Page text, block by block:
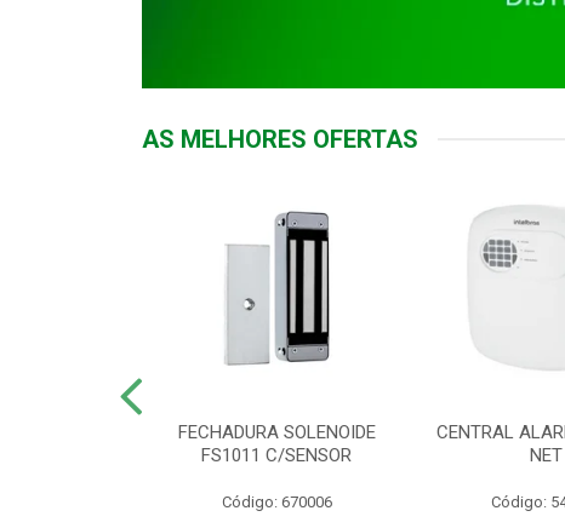
AS MELHORES OFERTAS
FECHADURA SOLENOIDE
FS1011 C/SENSOR
Código: 670006
CENTRAL
NET
Código: